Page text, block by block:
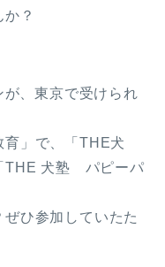
？
、東京で受けられ
育」で、「THE犬
THE 犬塾 パピーパ
ひ参加していたた